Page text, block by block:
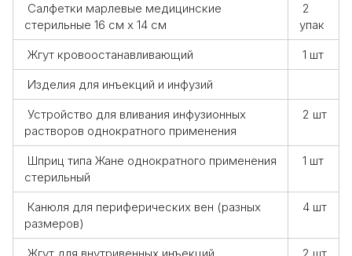
Салфетки марлевые медицинские
стерильные 16 см х 14 см
2
упак
Жгут кровоостанавливающий
1 шт
Изделия для инъекций и инфузий
Устройство для вливания инфузионных
растворов однократного применения
2 шт
Шприц типа Жане однократного применения
стерильный
1 шт
Канюля для периферических вен (разных
размеров)
4 шт